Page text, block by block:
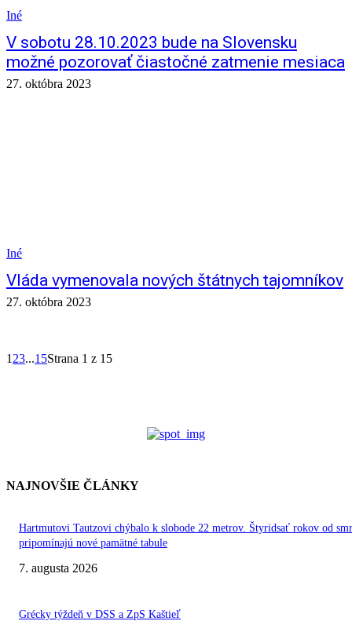
Iné
V sobotu 28.10.2023 bude na Slovensku
možné pozorovať čiastočné zatmenie mesiaca
27. októbra 2023
Iné
Vláda vymenovala nových štátnych tajomníkov
27. októbra 2023
1 23...15Strana 1 z 15
NAJNOVŠIE ČLÁNKY
Hartmutovi Tautzovi chýbalo k slobode 22 metrov. Štyridsať rokov od
pripomínajú nové pamätné tabule
7. augusta 2026
Grécky týždeň v DSS a ZpS Kaštieľ